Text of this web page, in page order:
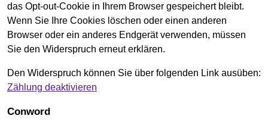
das Opt-out-Cookie in Ihrem Browser gespeichert bleibt.
Wenn Sie Ihre Cookies löschen oder einen anderen
Browser oder ein anderes Endgerät verwenden, müssen
Sie den Widerspruch erneut erklären.
Den Widerspruch können Sie über folgenden Link ausüben:
Zählung deaktivieren
Conword